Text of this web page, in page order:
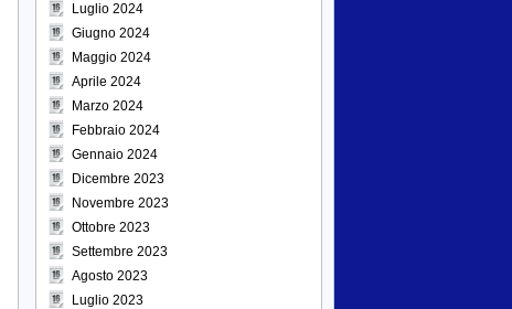
Luglio 2024
Giugno 2024
Maggio 2024
Aprile 2024
Marzo 2024
Febbraio 2024
Gennaio 2024
Dicembre 2023
Novembre 2023
Ottobre 2023
Settembre 2023
Agosto 2023
Luglio 2023